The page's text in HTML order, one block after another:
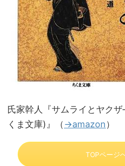
氏家幹人『サムライとヤク
くま文庫)』（ →amazon）
TOPページ